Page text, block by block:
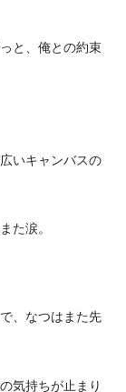
と、俺との約束
いキャンバスの
た涙。
、なつはまた先
気持ちが止まり